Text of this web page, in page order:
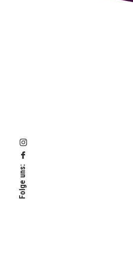
Folge uns: